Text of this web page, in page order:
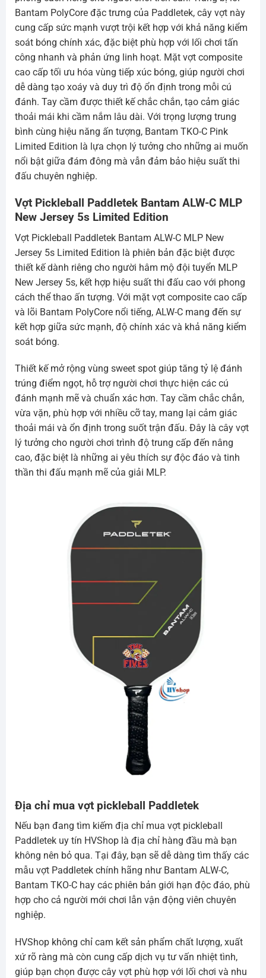
Bantam PolyCore đặc trưng của Paddletek, cây vợt này
cung cấp sức mạnh vượt trội kết hợp với khả năng kiểm
soát bóng chính xác, đặc biệt phù hợp với lối chơi tấn
công nhanh và phản ứng linh hoạt. Mặt vợt composite
cao cấp tối ưu hóa vùng tiếp xúc bóng, giúp người chơi
dễ dàng tạo xoáy và duy trì độ ổn định trong mỗi cú
đánh. Tay cầm được thiết kế chắc chắn, tạo cảm giác
thoải mái khi cầm nắm lâu dài. Với trọng lượng trung
bình cùng hiệu năng ấn tượng, Bantam TKO-C Pink
Limited Edition là lựa chọn lý tưởng cho những ai muốn
nổi bật giữa đám đông mà vẫn đảm bảo hiệu suất thi
đấu chuyên nghiệp.
Vợt Pickleball Paddletek Bantam ALW-C MLP
New Jersey 5s Limited Edition
Vợt Pickleball Paddletek Bantam ALW-C MLP New
Jersey 5s Limited Edition là phiên bản đặc biệt được
thiết kế dành riêng cho người hâm mộ đội tuyển MLP
New Jersey 5s, kết hợp hiệu suất thi đấu cao với phong
cách thể thao ấn tượng. Với mặt vợt composite cao cấp
và lõi Bantam PolyCore nổi tiếng, ALW-C mang đến sự
kết hợp giữa sức mạnh, độ chính xác và khả năng kiểm
soát bóng.
Thiết kế mở rộng vùng sweet spot giúp tăng tỷ lệ đánh
trúng điểm ngọt, hỗ trợ người chơi thực hiện các cú
đánh mạnh mẽ và chuẩn xác hơn. Tay cầm chắc chắn,
vừa vặn, phù hợp với nhiều cỡ tay, mang lại cảm giác
thoải mái và ổn định trong suốt trận đấu. Đây là cây vợt
lý tưởng cho người chơi trình độ trung cấp đến nâng
cao, đặc biệt là những ai yêu thích sự độc đáo và tinh
thần thi đấu mạnh mẽ của giải MLP.
Địa chỉ mua vợt pickleball Paddletek
Nếu bạn đang tìm kiếm địa chỉ mua vợt pickleball
Paddletek uy tín HVShop là địa chỉ hàng đầu mà bạn
không nên bỏ qua. Tại đây, bạn sẽ dễ dàng tìm thấy các
mẫu vợt Paddletek chính hãng như Bantam ALW-C,
Bantam TKO-C hay các phiên bản giới hạn độc đáo, phù
hợp cho cả người mới chơi lẫn vận động viên chuyên
nghiệp.
HVShop không chỉ cam kết sản phẩm chất lượng, xuất
xứ rõ ràng mà còn cung cấp dịch vụ tư vấn nhiệt tình,
giúp bạn chọn được cây vợt phù hợp với lối chơi và nhu